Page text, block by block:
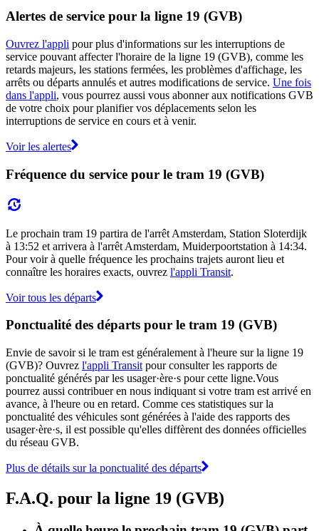
Alertes de service pour la ligne 19 (GVB)
Ouvrez l'appli pour plus d'informations sur les interruptions de
service pouvant affecter l'horaire de la ligne 19 (GVB), comme les
retards majeurs, les stations fermées, les problèmes d'affichage, les
arrêts ou départs annulés et autres modifications de service. Une fois
dans l'appli, vous pourrez aussi vous abonner aux notifications GVB
de votre choix pour planifier vos déplacements selon les
interruptions de service en cours et à venir.
Voir les alertes
Fréquence du service pour le tram 19 (GVB)
Le prochain tram 19 partira de l'arrêt Amsterdam, Station Sloterdijk
à 13:52 et arrivera à l'arrêt Amsterdam, Muiderpoortstation à 14:34.
Pour voir à quelle fréquence les prochains trajets auront lieu et
connaître les horaires exacts, ouvrez l'appli Transit.
Voir tous les départs
Ponctualité des départs pour le tram 19 (GVB)
Envie de savoir si le tram est généralement à l'heure sur la ligne 19
(GVB)? Ouvrez l'appli Transit pour consulter les rapports de
ponctualité générés par les usager·ère·s pour cette ligne.Vous
pourrez aussi contribuer en nous indiquant si votre tram est arrivé en
avance, à l'heure ou en retard. Comme ces statistiques sur la
ponctualité des véhicules sont générées à l'aide des rapports des
usager·ère·s, il est possible qu'elles diffèrent des données officielles
du réseau GVB.
Plus de détails sur la ponctualité des départs
F.A.Q. pour la ligne 19 (GVB)